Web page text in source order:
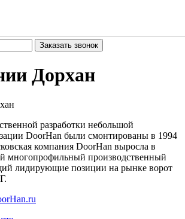
Заказать звонок
Дорхан
разработки небольшой
DoorHan были смонтированы в 1994
компания DoorHan выросла в
многопрофильный производственный
лидирующие позиции на рынке ворот